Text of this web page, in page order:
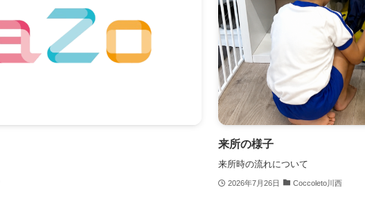
来所の様子
来所時の流れについて
2026年7月26日 Coccoleto川西